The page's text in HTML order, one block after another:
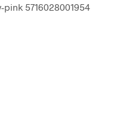
5716028001954